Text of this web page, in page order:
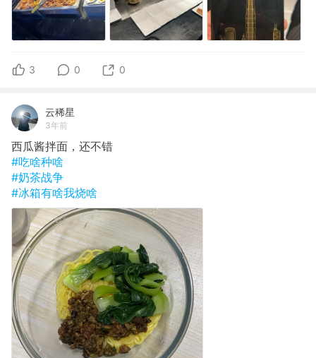
3 0 0
云稀星
3年前
西瓜酱拌面，还不错
#吃啥种啥
#奶茶战争
#冰箱有啥我烧啥